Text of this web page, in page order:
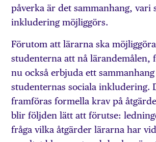
påverka är det sammanhang, vari
inkludering möjliggörs.
Förutom att lärarna ska
studenterna att nå lärandemålen,
nu också erbjuda ett
studenternas sociala inkludering.
framföras formella krav på
blir följden lätt att förutse:
fråga vilka åtgärder lärarna har